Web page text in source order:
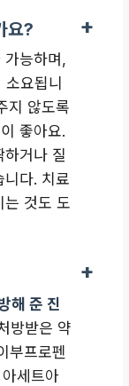
요?
가능하며,
소요됩니
지 않도록
좋아요.
거나 질
니다. 치료
는 것도 도
해 준 진
방받은 약
부프로펜
세트아